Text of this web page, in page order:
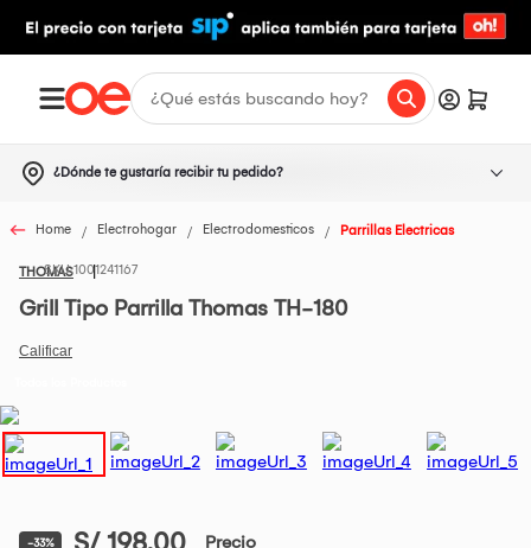
¿Dónde te gustaría recibir tu pedido?
Home Electrohogar Electrodomesticos Parrillas Electricas
THOMAS1001241167
Grill Tipo Parrilla Thomas TH-180
-33% Precio